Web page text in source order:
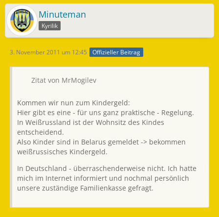
Minuteman
Kyrilik
3. November 2011 um 12:45 Offizieller Beitrag
Zitat von MrMogilev
Kommen wir nun zum Kindergeld:
Hier gibt es eine - für uns ganz praktische - Regelung.
In Weißrussland ist der Wohnsitz des Kindes
entscheidend.
Also Kinder sind in Belarus gemeldet -> bekommen
weißrussisches Kindergeld.
In Deutschland - überraschenderweise nicht. Ich hatte
mich im Internet informiert und nochmal persönlich
unsere zuständige Familienkasse gefragt.